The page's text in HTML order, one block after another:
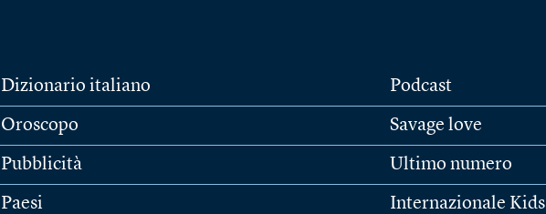
Dizionario italiano
Oroscopo
Pubblicità
Paesi
Podcast
Savage love
Ultimo numero
Internazionale Kids